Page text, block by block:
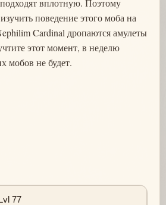
поведение этого моба на
Cardinal дропаются амулеты
этот момент, в неделю
мобов не будет.
77